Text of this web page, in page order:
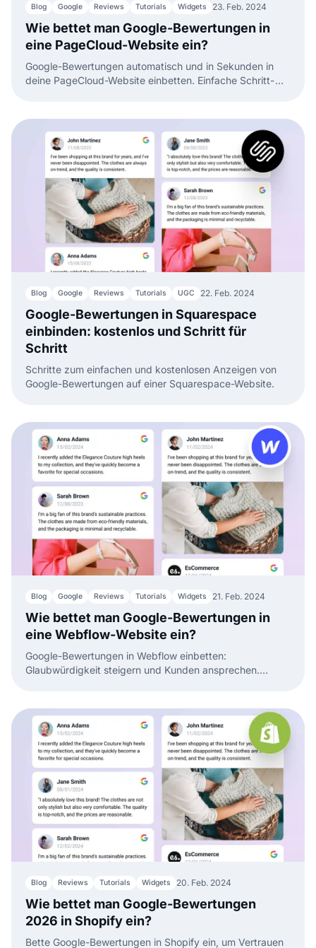
Blog Google Reviews Tutorials Widgets 23. Feb. 2024
Wie bettet man Google-Bewertungen in
eine PageCloud-Website ein?
Google-Bewertungen automatisch und in Sekunden in
deine PageCloud-Website einbetten. Einfache Schritt-
Blog Google Reviews Tutorials UGC 22. Feb. 2024
Google-Bewertungen in Squarespace
einbinden: kostenlos und Schritt für
Schritt
Schritte zum einfachen und kostenlosen Anzeigen von
Google-Bewertungen auf einer Squarespace-Website.
Blog Google Reviews Tutorials Widgets 21. Feb. 2024
Wie bettet man Google-Bewertungen in
eine Webflow-Website ein?
Google-Bewertungen in Webflow einbetten:
Glaubwürdigkeit steigern und Kunden ansprechen.
Blog Reviews Tutorials Widgets 20. Feb. 2024
Wie bettet man Google-Bewertungen
2026 in Shopify ein?
Bette Google-Bewertungen in Shopify ein, um Vertrauen